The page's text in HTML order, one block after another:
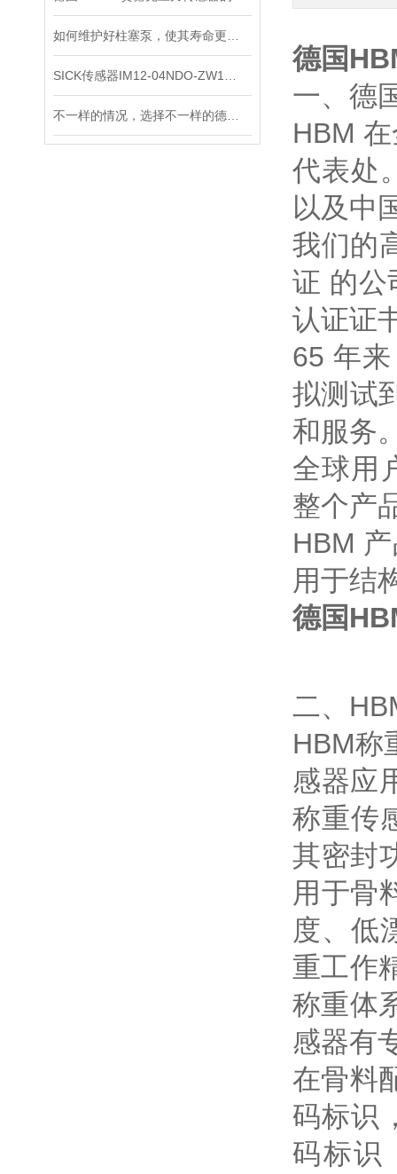
德国
一、德
HBM
代表处
以及中
我们的
证 的公
认证证
65 年
拟测试
和服务
全球用
整个产
HBM
用于结
德国
二、
HBM称
感器应
称重传
其密封
用于骨
度、低
重工作
称重体
感器有
在骨料
码标识
码标识